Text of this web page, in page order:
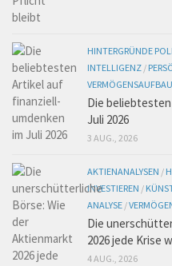
HINTERGRÜNDE
INTELLIGENZ /
VERMÖGENSAUFBAU
Die
Juli 2026
3 AUG., 2026
AKTIENANALYSEN /
INVESTIEREN /
ANALYSE /
Die
2026 jede Krise
4 AUG., 2026